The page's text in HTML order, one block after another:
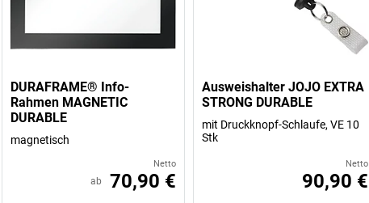
DURAFRAME® Info-
Rahmen MAGNETIC
DURABLE
magnetisch
Netto
ab 70,90 €
Ausweishalter JOJO EXTRA
STRONG DURABLE
mit Druckknopf-Schlaufe, VE 10
Stk
Netto
90,90 €